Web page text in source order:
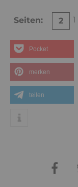
Seiten: 1
2
Pocket
merken
teilen